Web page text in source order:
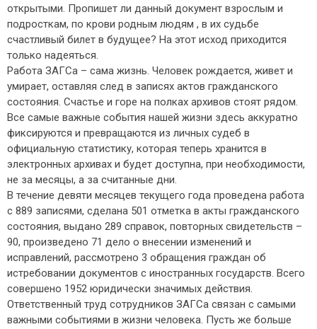
открытыми. Пропишет ли данный документ взрослым и
подросткам, по крови родным людям , в их судьбе
счастливый билет в будущее? На этот исход приходится
только надеяться.
Работа ЗАГСа – сама жизнь. Человек рождается, живет и
умирает, оставляя след в записях актов гражданского
состояния. Счастье и горе на полках архивов стоят рядом.
Все самые важные события нашей жизни здесь аккуратно
фиксируются и превращаются из личных судеб в
официальную статистику, которая теперь хранится в
электронных архивах и будет доступна, при необходимости,
не за месяцы, а за считанные дни.
В течение девяти месяцев текущего года проведена работа
с 889 записями, сделана 501 отметка в акты гражданского
состояния, выдано 289 справок, повторных свидетельств –
90, произведено 71 дело о внесении изменений и
исправлений, рассмотрено 3 обращения граждан об
истребовании документов с иностранных государств. Всего
совершено 1952 юридически значимых действия.
Ответственный труд сотрудников ЗАГСа связан с самыми
важными событиями в жизни человека. Пусть же больше